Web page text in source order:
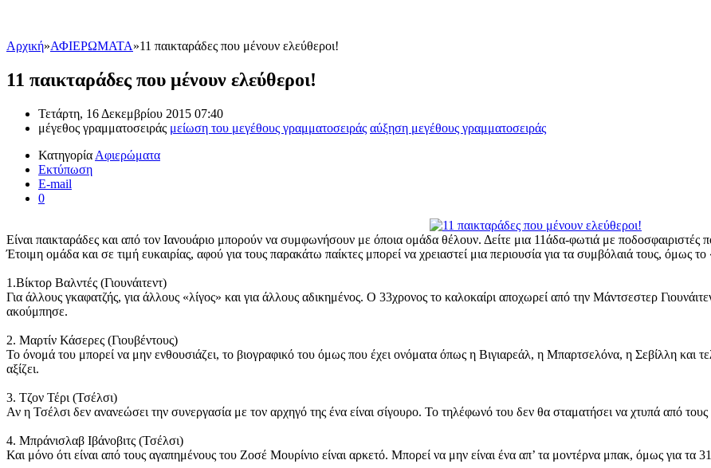
Αρχική»ΑΦΙΕΡΩΜΑΤΑ»11 παικταράδες που μένουν ελεύθεροι!
11 παικταράδες που μένουν ελεύθεροι!
Τετάρτη, 16 Δεκεμβρίου 2015 07:40
μέγεθος γραμματοσειράς μείωση του μεγέθους γραμματοσειράς αύξηση μεγέθους γραμματοσειράς
Κατηγορία Αφιερώματα
Εκτύπωση
E-mail
0
Είναι παικταράδες και από τον Ιανουάριο μπορούν να συμφωνήσουν με όποια ομάδα θέλουν. Δείτε μια 11άδα-φωτιά με ποδοσφαιριστές
Έτοιμη ομάδα και σε τιμή ευκαιρίας, αφού για τους παρακάτω παίκτες μπορεί να χρειαστεί μια περιουσία για τα συμβόλαιά τους, όμως
1.Βίκτορ Βαλντές (Γιουνάιτεντ)
Για άλλους γκαφατζής, για άλλους «λίγος» και για άλλους αδικημένος. Ο 33χρονος το καλοκαίρι αποχωρεί από την Μάντσεστερ
ακούμπησε.
2. Μαρτίν Κάσερες (Γιουβέντους)
Το όνομά του μπορεί να μην ενθουσιάζει, το βιογραφικό του όμως που έχει ονόματα όπως η Βιγιαρεάλ, η Μπαρτσελόνα, η Σεβίλλη και
αξίζει.
3. Τζον Τέρι (Τσέλσι)
Αν η Τσέλσι δεν ανανεώσει την συνεργασία με τον αρχηγό της ένα είναι σίγουρο. Το τηλέφωνό του δεν θα σταματήσει να χτυπά από
4. Μπράνισλαβ Ιβάνοβιτς (Τσέλσι)
Και μόνο ότι είναι από τους αγαπημένους του Ζοσέ Μουρίνιο είναι αρκετό. Μπορεί να μην είναι ένα απ’ τα μοντέρνα μπακ, όμως για τα